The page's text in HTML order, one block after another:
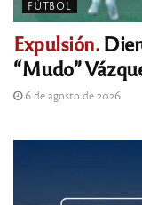
FÚTBOL
Expulsión.
“Mudo”
6 de agosto de 2026